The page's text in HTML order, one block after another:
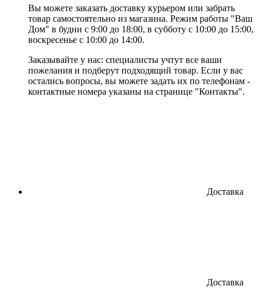
Вы можете заказать доставку курьером или забрать
товар самостоятельно из магазина. Режим работы "Ваш
Дом" в будни с 9:00 до 18:00, в субботу с 10:00 до 15:00,
воскресенье с 10:00 до 14:00.
Заказывайте у нас: специалисты учтут все ваши
пожелания и подберут подходящий товар. Если у вас
остались вопросы, вы можете задать их по телефонам -
контактные номера указаны на странице "Контакты".
Доставка
Доставка